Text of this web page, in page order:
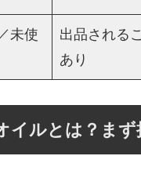
未使
出品される
あり
イルとは？ま